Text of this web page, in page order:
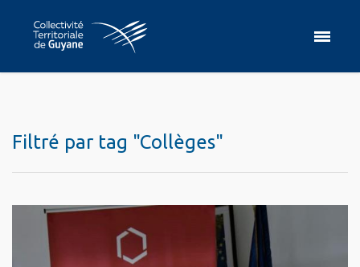
Filtré par tag "Collèges"